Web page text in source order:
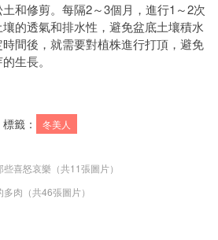
和修剪。每隔2～3個月，進行1～2次
的透氣和排水性，避免盆底土壤積水
間後，就需要對植株進行打頂，避免
生長。
標籤： 冬美人
喜怒哀樂（共11張圖片）
肉（共46張圖片）